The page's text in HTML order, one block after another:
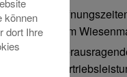
zum
können
dort Ihre